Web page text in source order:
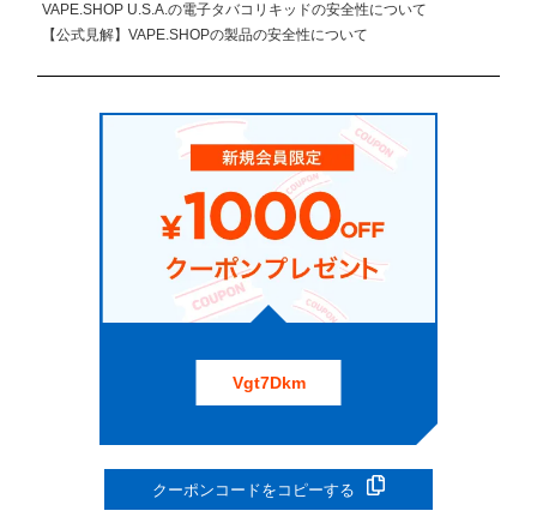
VAPE.SHOP U.S.A.の電子タバコリキッドの安全性について
【公式見解】VAPE.SHOPの製品の安全性について
Vgt7Dkm
クーポンコードをコピーする